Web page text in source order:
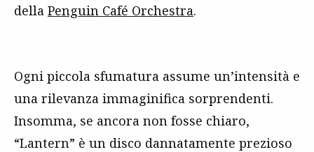
della Penguin Café Orchestra.
Ogni piccola sfumatura assume un’intensità e
una rilevanza immaginifica sorprendenti.
Insomma, se ancora non fosse chiaro,
“Lantern” è un disco dannatamente prezioso